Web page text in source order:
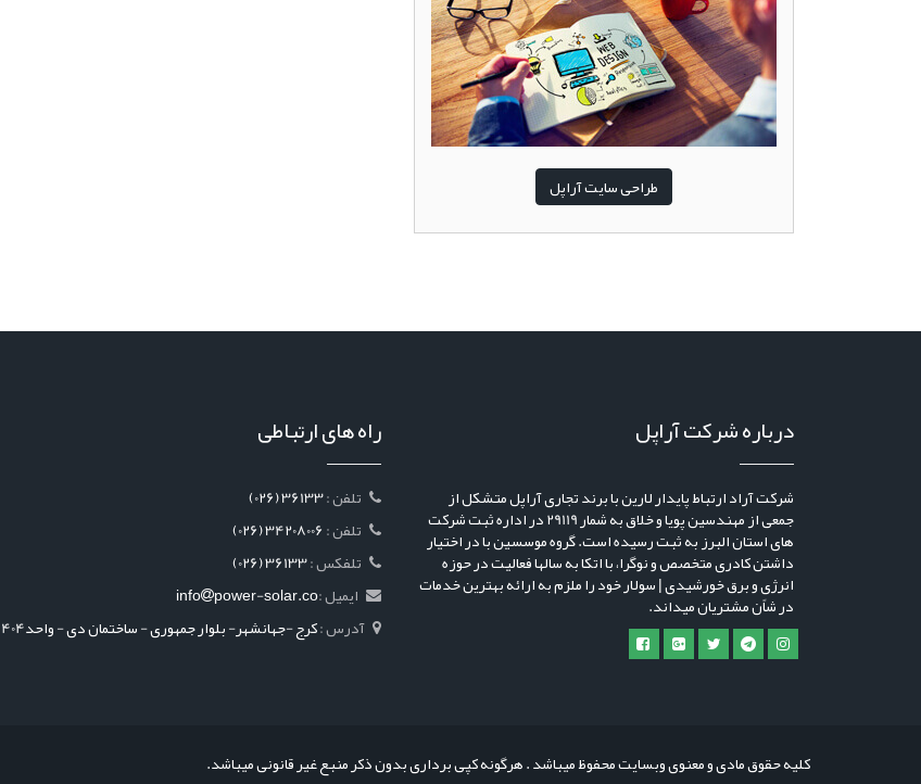
طراحی سایت آراپل
درباره شرکت آراپل
شرکت آراد ارتباط پایدار لارین با برند تجاری آراپل متشکل از
جمعی از مهندسین پویا و خلاق به شمار 29119 در اداره ثبت شرکت
های استان البرز به ثبت رسیده است. گروه موسسین با در اختیار
داشتن کادری متخصص و نوگرا، با اتکا به سالها فعالیت در حوزه
انرژی و برق خورشیدی | سولار خود را ملزم به ارائه بهترین خدمات
در شاًن مشتریان میداند.
راه های ارتباطی
(026) 36133
(026) 34208006
(026) 36133
ایمیل :
info power-solar.co
آدرس :کرج -جهانشهر- بلوار جمهوری - ساختمان دی - واحد404
کلیه حقوق مادی و معنوی وبسایت محفوظ میباشد . هرگونه کپی برداری بدون ذکر منبع غیر قانونی میباشد.